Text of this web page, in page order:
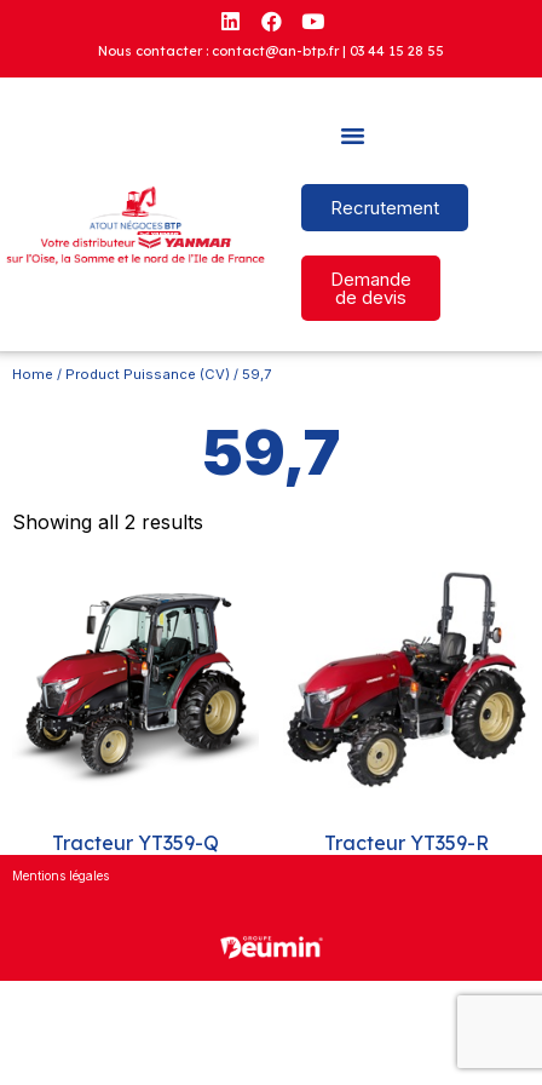
Nous contacter : contact@an-btp.fr | 03 44 15 28 55
Recrutement
Demande
de devis
Home / Product Puissance (CV) / 59,7
59,7
Showing all 2 results
Tracteur YT359-Q Tracteur YT359-R
Mentions légales